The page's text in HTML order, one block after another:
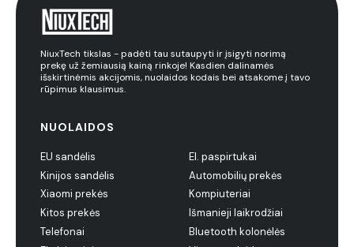
NiuxTech tikslas - padėti tau sutaupyti ir įsigyti norimą
prekę už žemiausią kainą rinkoje! Kasdien dalinamės
išskirtinėmis akcijomis, nuolaidos kodais bei atsakome į tavo
rūpimus klausimus.
NUOLAIDOS
EU sandėlis
Kinijos sandėlis
Xiaomi prekės
Kitos prekės
Telefonai
El. paspirtukai
Automobilių prekės
Kompiuteriai
Išmanieji laikrodžiai
Bluetooth kolonėlės